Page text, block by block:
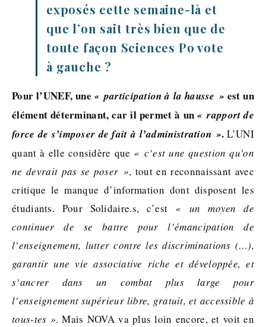
exposés cette semaine-là et
que l’on sait très bien que de
toute façon Sciences Po vote
à gauche ?
Pour l’UNEF, une « participation à la hausse » est un
élément déterminant, car il permet à un« rapport de
force de s’imposer de fait à l’administration ». L’UNI
quant à elle considère que « c’est une question qu’on
ne devrait pas se poser », tout en reconnaissant avec
critique le manque d’information dont disposent les
étudiants. Pour Solidaire.s, c’est « un moyen de
continuer de se battre pour l’émancipation de
l’enseignement, lutter contre les discriminations (…),
garantir une vie associative riche et développée, et
s’ancrer dans un combat plus large pour
l’enseignement supérieur libre, gratuit, et accessible à
tous-tes ». Mais NOVA va plus loin encore, et voit en